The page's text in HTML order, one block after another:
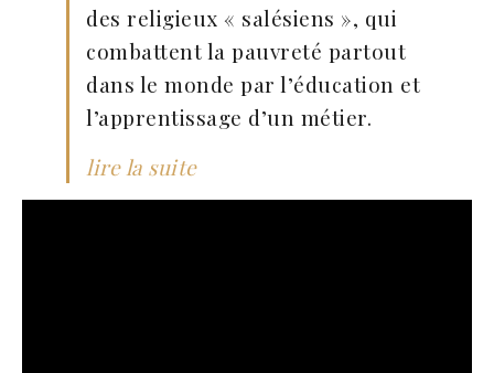
des religieux « salésiens », qui
combattent la pauvreté partout
dans le monde par l’éducation et
l’apprentissage d’un métier.
lire la suite